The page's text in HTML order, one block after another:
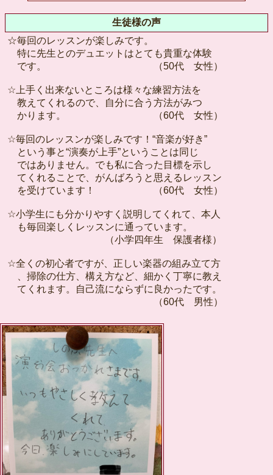
生徒様の声
☆毎回のレッスンが楽しみです。
特に先生とのデュエットはとても貴重な体験
です。 （50代 女性）
☆上手く出来ないところは様々な練習方法を
教えてくれるので、自分に合う方法がみつ
かります。 （60代 女性）
☆毎回のレッスンが楽しみです！“音楽が好き”
という事と“演奏が上手”ということは同じ
ではありません。でも私に合った目標を示し
てくれることで、がんばろうと思えるレッスン
を受けています！ （60代 女性）
☆小学生にも分かりやすく説明してくれて、本人
も毎回楽しくレッスンに通っています。
（小学四年生 保護者様）
☆全くの初心者ですが、正しい楽器の組み立て方
、掃除の仕方、構え方など、細かく丁寧に教え
てくれます。自己流にならずに良かったです。
（60代 男性）